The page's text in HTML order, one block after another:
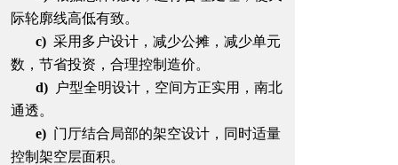
际轮廓线高低有致。
c) 采用多户设计，减少公摊，减少单元
数，节省投资，合理控制造价。
d)
户型全明设计，空间方正实用，南北
通透。
e) 门厅结合局部的架空设计，同时适量
控制架空层面积。